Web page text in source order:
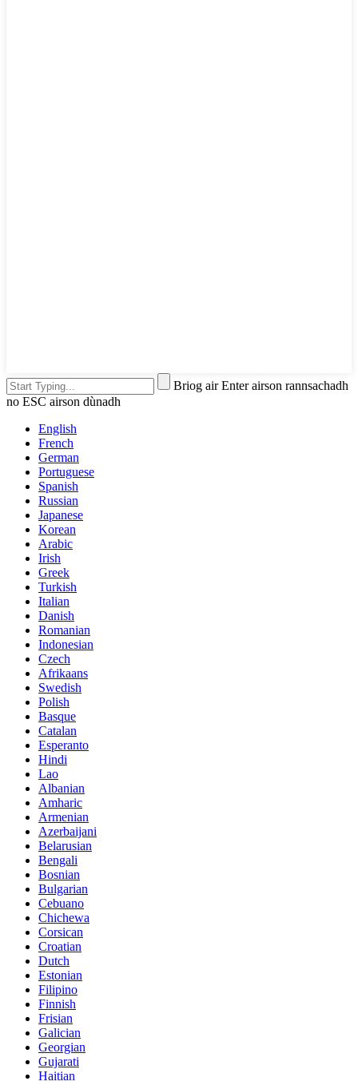
Briog air Enter airson rannsachadh
no ESC airson dùnadh
English
French
German
Portuguese
Spanish
Russian
Japanese
Korean
Arabic
Irish
Greek
Turkish
Italian
Danish
Romanian
Indonesian
Czech
Afrikaans
Swedish
Polish
Basque
Catalan
Esperanto
Hindi
Lao
Albanian
Amharic
Armenian
Azerbaijani
Belarusian
Bengali
Bosnian
Bulgarian
Cebuano
Chichewa
Corsican
Croatian
Dutch
Estonian
Filipino
Finnish
Frisian
Galician
Georgian
Gujarati
Haitian